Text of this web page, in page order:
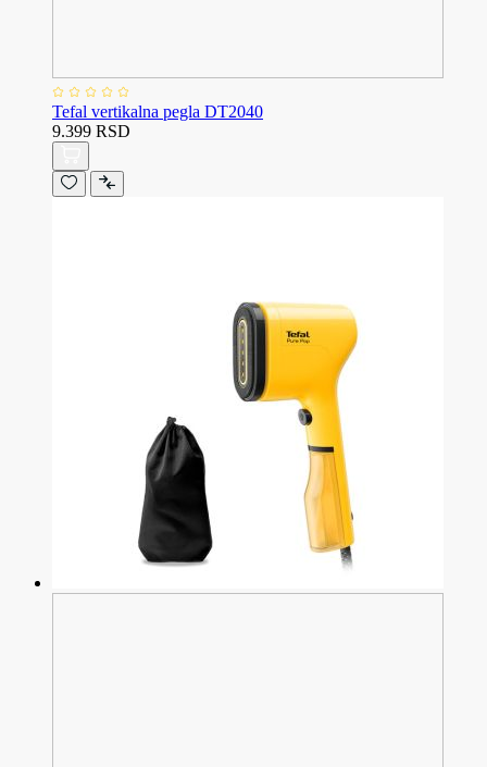
Tefal vertikalna pegla DT2040
9.399 RSD